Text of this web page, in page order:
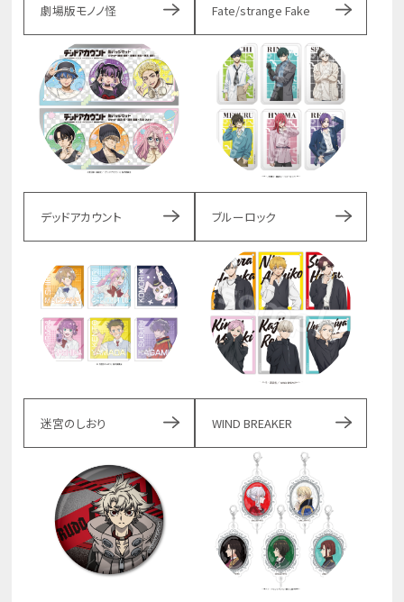
劇場版モノノ怪 Fate/strange Fake
デッドアカウント ブルーロック
迷宮のしおり WIND BREAKER